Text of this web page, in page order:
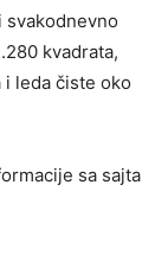
svakodnevno
kvadrata,
leda čiste oko
sa sajta